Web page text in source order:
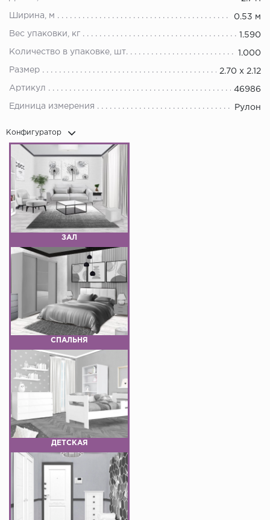
Ширина, м 0.53 м
Вес упаковки, кг 1.590
Количество в упаковке, шт. 1.000
Размер 2.70 х 2.12
Артикул 46986
Единица измерения Рулон
Конфигуратор
ЗАЛ
СПАЛЬНЯ
ДЕТСКАЯ